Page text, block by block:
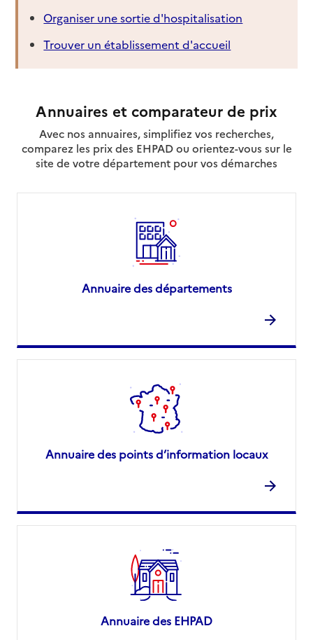
Organiser une sortie d'hospitalisation
Trouver un établissement d'accueil
Annuaires et comparateur de prix
Avec nos annuaires, simplifiez vos recherches,
comparez les prix des EHPAD ou orientez-vous sur le
site de votre département pour vos démarches
Annuaire des départements
Annuaire des points d’information locaux
Annuaire des EHPAD